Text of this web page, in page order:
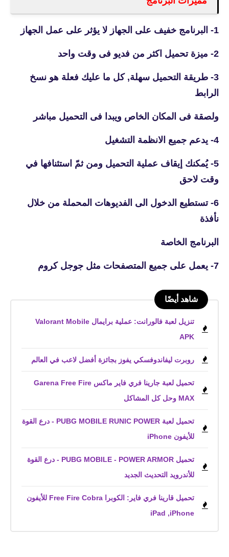
1- البرنامج خفيف على الجهاز لا يؤثر على عمل الجهاز
2- ميزة تحميل اكثر من فديو فى وقت واحد
3- طريقة التحميل سهلة, كل ما عليك فعلة هو نسخ
الرابط
ولصقة فى المكان الخاص ويبدا فى التحميل مباشر
4- يدعم جميع الانظمة التشغيل
5- يُمكنك إيقاف عملية التحميل ومن ثمّ استئنافها في
وقت لاحق
6- تستطيع الدخول الى الفديوهات المحملة من خلال
نأفذة
البرنامج الخاصة
7- يعمل على جميع المتصفحات مثل جوجل كروم
شاهد أيضًا
تنزيل لعبة فالورانت: عملية برايمال Valorant Mobile
APK
روبرت ليفاندوفسكي يفوز بجائزة أفضل لاعب في العالم
تحميل لعبة جارينا فري فاير ماكس Garena Free Fire
MAX‏ وحل كل المشاكل
تحميل لعبة PUBG MOBILE RUNIC POWER - درع القوة
للأيفون iPhone
تحميل PUBG MOBILE - POWER ARMOR - درع القوة
للأندرويد التحديث الجديد
تحميل قارينا فري فاير: الكوبرا Free Fire Cobra للأيفون
iPhone,‏ iPad